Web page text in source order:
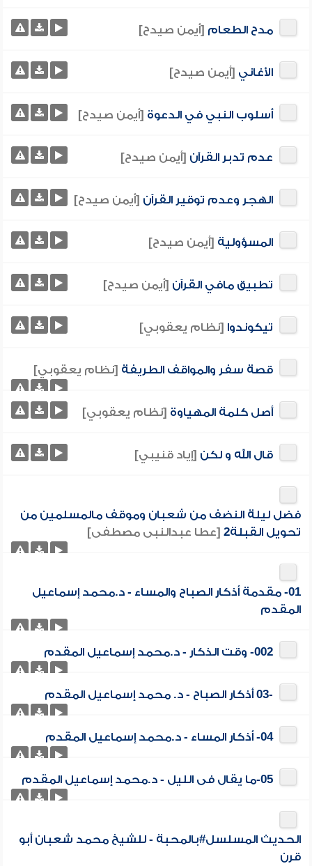
مدح الطعام [أيمن صيدح]
الأغاني [أيمن صيدح]
أسلوب النبي في الدعوة [أيمن صيدح]
عدم تدبر القرآن [أيمن صيدح]
الهجر وعدم توقير القرآن [أيمن صيدح]
المسؤولية [أيمن صيدح]
تطبيق مافي القرآن [أيمن صيدح]
تيكوندوا [نظام يعقوبي]
قصة سفر والمواقف الطريفة [نظام يعقوبي]
أصل كلمة المهياوة [نظام يعقوبي]
قال الله و لكن [إياد قنيبي]
فضل ليلة النضف من شعبان وموقف مالمسلمين من
تحويل القبلة2
[عطا عبدالنبى مصطفى]
01- مقدمة أذكار الصباح والمساء - د.محمد إسماعيل
المقدم
002- وقت الذكار - د.محمد إسماعيل المقدم
-03 أذكار الصباح - د. محمد إسماعيل المقدم
04- أذكار المساء - د.محمد إسماعيل المقدم
05-ما يقال فى الليل - د.محمد إسماعيل المقدم
الحديث المسلسل#بالمحبة - للشيخ محمد شعبان أبو
قرن